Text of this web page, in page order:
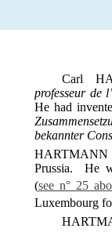
Carl
professeur de
He had
bekannter
HARTMANN
Prussia. He
(see n° 25
Luxembourg